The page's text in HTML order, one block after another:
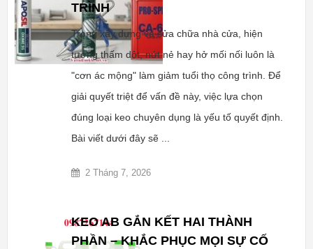
TRÌNH
Trong xây dựng và sửa chữa nhà cửa, hiện
tượng thấm dột, nứt nẻ hay hở mối nối luôn là
"cơn ác mộng" làm giảm tuổi thọ công trình. Để
giải quyết triệt để vấn đề này, việc lựa chọn
đúng loại keo chuyên dụng là yếu tố quyết định.
Bài viết dưới đây sẽ ...
2 Tháng 7, 2026
KEO AB GẮN KẾT HAI THÀNH
PHẦN – KHẮC PHỤC MỌI SỰ CỐ